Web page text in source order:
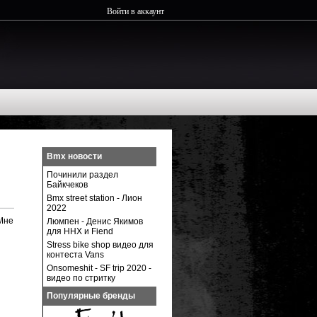
Войти в аккаунт
Bmx новости
Починили раздел
Байкчеков
Bmx street station - Лион
2022
Люмпен - Денис Якимов
для ННХ и Fiend
Stress bike shop видео для
контеста Vans
Onsomeshit - SF trip 2020 -
видео по стритку
Популярные бренды